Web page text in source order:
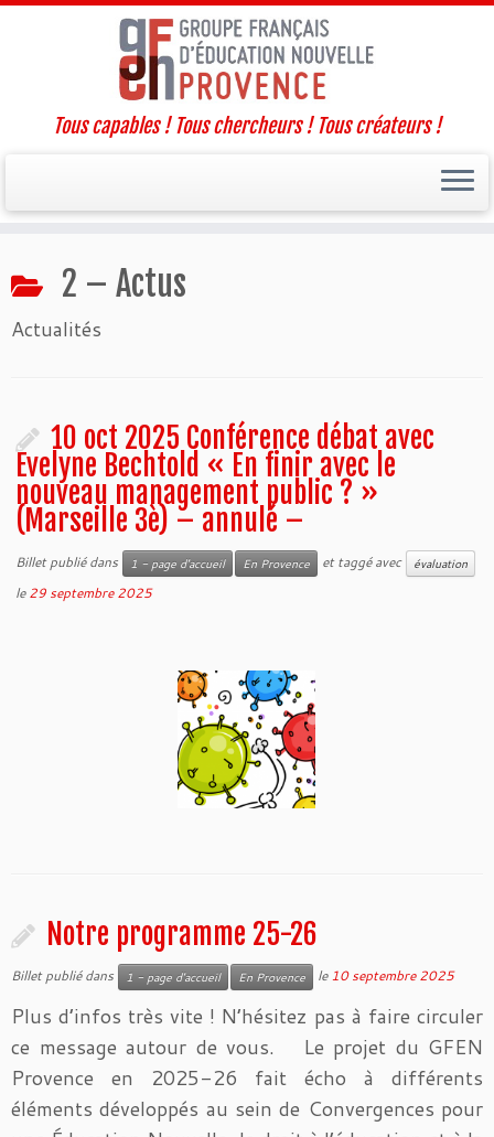
au
Tous capables ! Tous chercheurs ! Tous créateurs !
2 – Actus
Actualités
10 oct 2025 Conférence débat avec
Evelyne Bechtold « En finir avec le
nouveau management public ? »
(Marseille 3è) – annulé –
Billet publié dans 1 - page d'accueil En Provence et taggé avec évaluation
le29 septembre 2025
Notre programme 25-26
Billet publié dans 1 - page d'accueil En Provence le10 septembre 2025
Plus d’infos très vite ! N’hésitez pas à faire circuler
ce message autour de vous. Le projet du GFEN
Provence en 2025-26 fait écho à différents
éléments développés au sein de Convergences pour